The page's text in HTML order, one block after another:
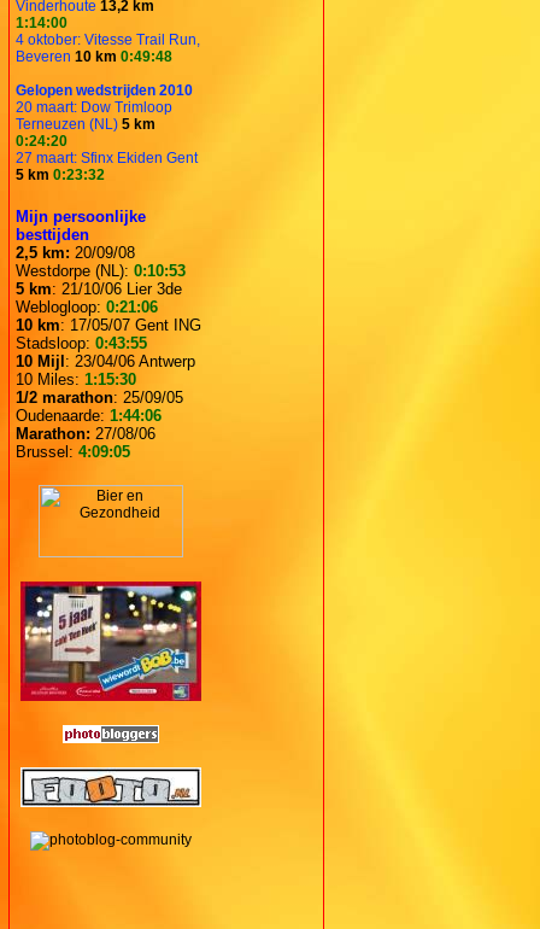
Vinderhoute 13,2 km
1:14:00
4 oktober: Vitesse Trail Run,
Beveren 10 km 0:49:48
Gelopen wedstrijden 2010
20 maart: Dow Trimloop
Terneuzen (NL) 5 km
0:24:20
27 maart: Sfinx Ekiden Gent
5 km 0:23:32
Mijn persoonlijke
besttijden
2,5 km: 20/09/08
Westdorpe (NL): 0:10:53
5 km: 21/10/06 Lier 3de
Weblogloop: 0:21:06
10 km: 17/05/07 Gent ING
Stadsloop: 0:43:55
10 Mijl: 23/04/06 Antwerp
10 Miles: 1:15:30
1/2 marathon: 25/09/05
Oudenaarde: 1:44:06
Marathon: 27/08/06
Brussel: 4:09:05